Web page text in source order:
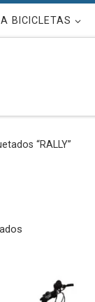
BICICLETAS
“RALLY”